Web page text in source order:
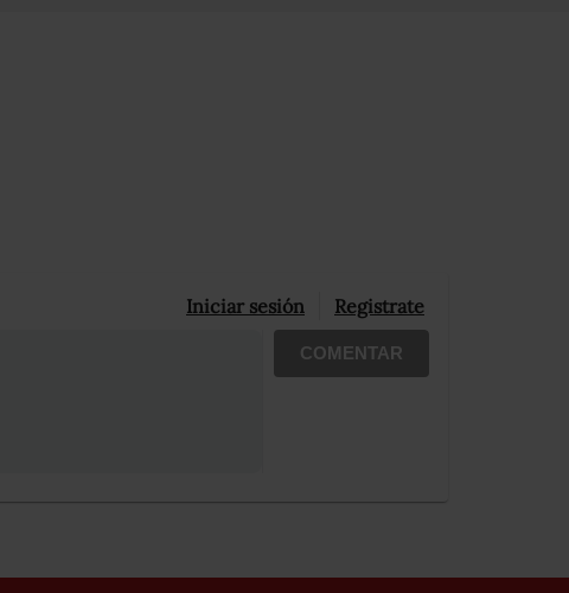
Iniciar sesión Registrate
COMENTAR